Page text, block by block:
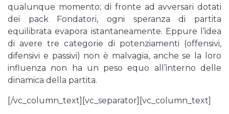
qualunque momento; di fronte ad avversari dotati
dei pack Fondatori, ogni speranza di partita
equilibrata evapora istantaneamente. Eppure l’idea
di avere tre categorie di potenziamenti (offensivi,
difensivi e passivi) non è malvagia, anche se la loro
influenza non ha un peso equo all’interno delle
dinamica della partita.
[/vc_column_text][vc_separator][vc_column_text]